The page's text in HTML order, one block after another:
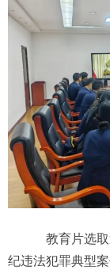
教育片选取
纪违法犯罪典型